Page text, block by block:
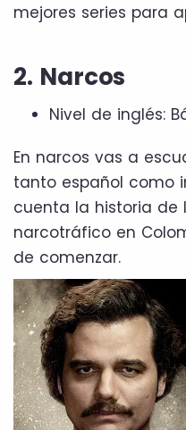
mejores series para
2. Narcos
Nivel de inglés:
En narcos vas a
tanto español como
cuenta la historia de
narcotráfico en
de comenzar.